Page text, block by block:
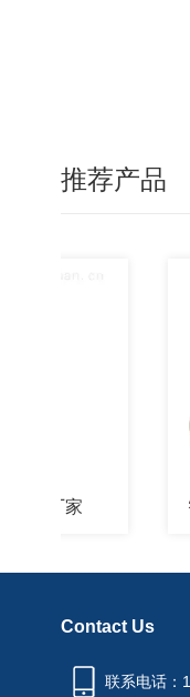
推荐产品
智
Contact Us
联系电话：